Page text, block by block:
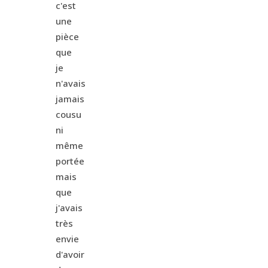
c'est
une
pièce
que
je
n'avais
jamais
cousu
ni
même
portée
mais
que
j'avais
très
envie
d'avoir